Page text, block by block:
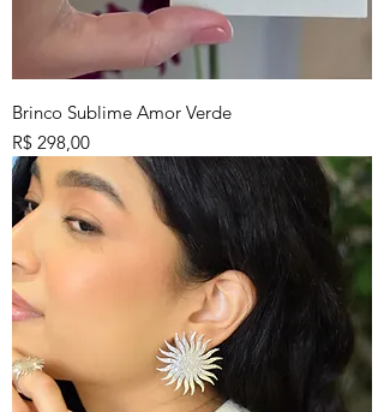
Brinco Sublime Amor Verde
Preço
R$ 298,00